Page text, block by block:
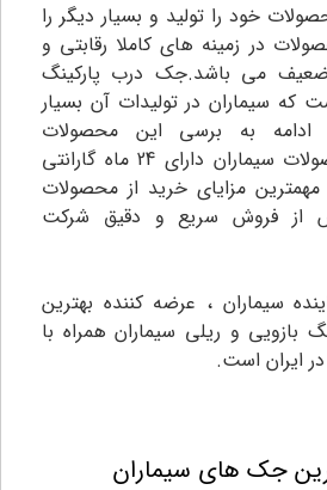
خود را تولید و بسیار دیگر را
در زمینه های کاملا رقابتی و
ضعیف می باشد.جک درب پارکینگ
که سیماران در تولیدات آن بسیار
ادامه به برسی این محصولات
میپردازیم.تمامی محصولات سیماران دارای 24 ماه گارانتی
مزایای خرید از محصولات
از فروش سریع و دقیق شرکت
سیماران ، عرضه کننده بهترین
و ریلی سیماران همراه با
ایران است.
جک های سیماران